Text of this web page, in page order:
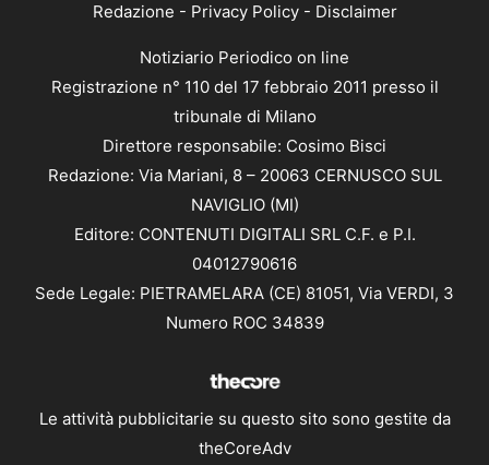
Redazione - Privacy Policy- Disclaimer
Notiziario Periodico on line
Registrazione n° 110 del 17 febbraio 2011 presso il
tribunale di Milano
Direttore responsabile: Cosimo Bisci
Redazione: Via Mariani, 8 – 20063 CERNUSCO SUL
NAVIGLIO (MI)
Editore: CONTENUTI DIGITALI SRL C.F. e P.I.
04012790616
Sede Legale: PIETRAMELARA (CE) 81051, Via VERDI, 3
Numero ROC 34839
Le attività pubblicitarie su questo sito sono gestite da
theCoreAdv